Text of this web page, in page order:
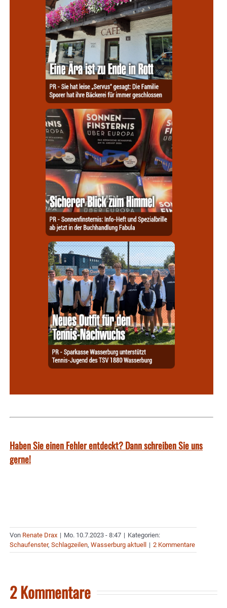
Haben Sie einen Fehler entdeckt? Dann schreiben Sie uns
gerne!
Von Renate Drax | Mo. 10.7.2023 - 8:47 | Kategorien:
Schaufenster, Schlagzeilen, Wasserburg aktuell | 2 Kommentare
2 Kommentare